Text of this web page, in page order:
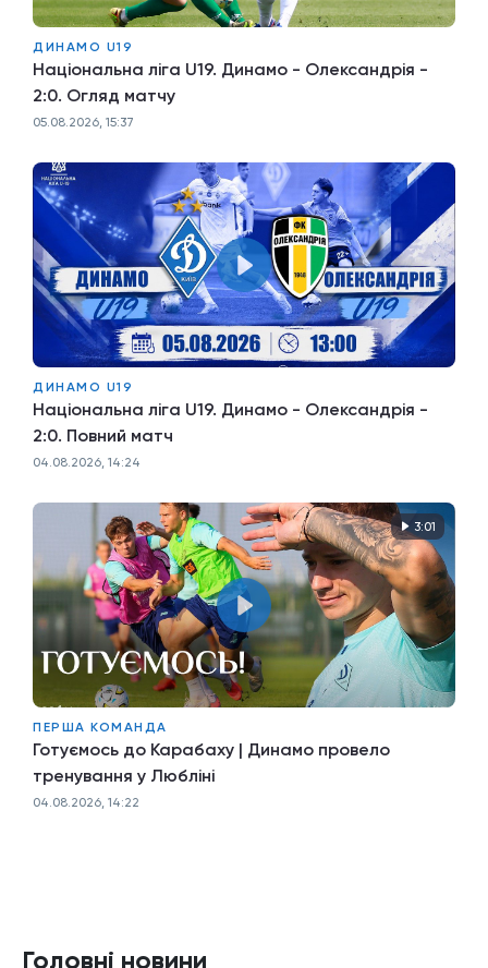
ДИНАМО U19
Національна ліга U19. Динамо - Олександрія -
2:0. Огляд матчу
05.08.2026, 15:37
ДИНАМО U19
Національна ліга U19. Динамо - Олександрія -
2:0. Повний матч
04.08.2026, 14:24
3:01
ПЕРША КОМАНДА
Готуємось до Карабаху | Динамо провело
тренування у Любліні
04.08.2026, 14:22
Головні новини